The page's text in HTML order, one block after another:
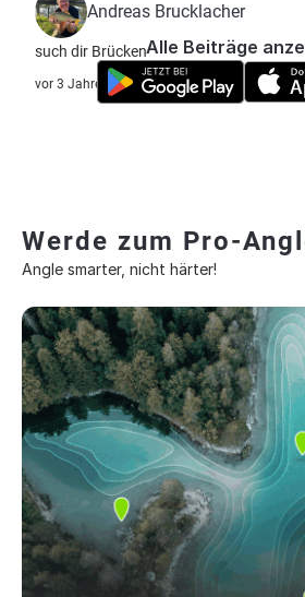
Andreas Brucklacher
such dir Brücken
vor 3 Jahre
Alle Beiträge
Werde zum Pro-
Angle smarter, nicht härter!